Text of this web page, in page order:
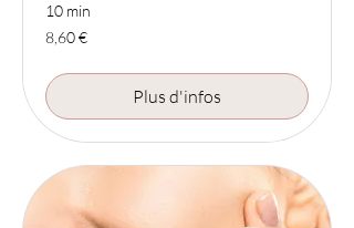
10 min
8,60
euros
8,60 €
Plus d'infos